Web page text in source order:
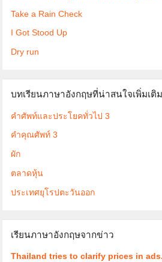
Take a Rain Check
I Got Stood Up
Dry run
บทเรียนภาษาอังกฤษที่น่าสนใจเพิ่มเติม
คำศัพท์และประโยคทั่วไป 3
คำคุณศัพท์ 3
ผัก
ตลาดหุ้น
ประเทศยุโรปตะวันออก
เรียนภาษาอังกฤษจากข่าว
Thailand tries to clarify prices in